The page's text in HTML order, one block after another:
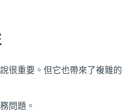
很重要。但它也帶來了複雜的
問題。